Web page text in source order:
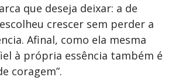
que deseja deixar: a de
crescer sem perder a
Afinal, como ela mesma
à própria essência também é
coragem”.